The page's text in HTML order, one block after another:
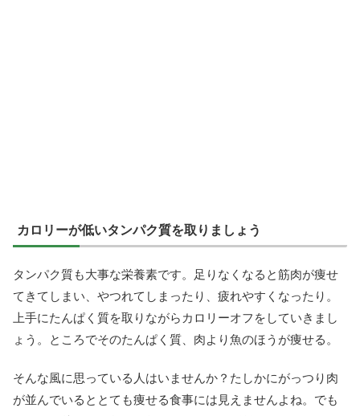
カロリーが低いタンパク質を取りましょう
タンパク質も大事な栄養素です。足りなくなると筋肉が痩せ
てきてしまい、やつれてしまったり、疲れやすくなったり。
上手にたんぱく質を取りながらカロリーオフをしていきまし
ょう。ところでそのたんぱく質、肉より魚のほうが痩せる。
そんな風に思っている人はいませんか？たしかにがっつり肉
が並んでいるととても痩せる食事には見えませんよね。でも